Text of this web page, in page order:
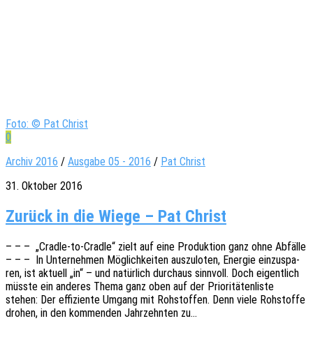
Foto: © Pat Christ
0
Archiv 2016 / Ausgabe 05 - 2016 / Pat Christ
31. Oktober 2016
Zurück in die Wie­ge – Pat Christ
– – – „Cradle-to-Cradle“ zielt auf eine Produk­ti­on ganz ohne Abfäl­le
– – – In Unter­neh­men Möglich­kei­ten auszu­lo­ten, Ener­gie einzu­spa­
ren, ist aktu­ell „in“ – und natür­lich durch­aus sinn­voll. Doch eigent­lich
müsste ein ande­res Thema ganz oben auf der Prio­ri­tä­ten­lis­te
stehen: Der effi­zi­en­te Umgang mit Rohstof­fen. Denn viele Rohstof­fe
drohen, in den kommen­den Jahr­zehn­ten zu…